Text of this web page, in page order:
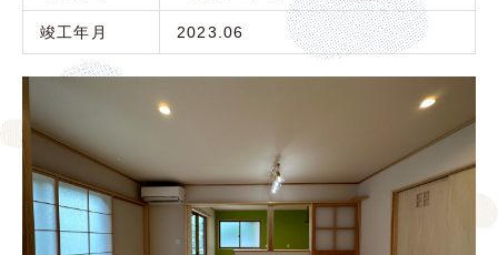
竣工年月 2023.06